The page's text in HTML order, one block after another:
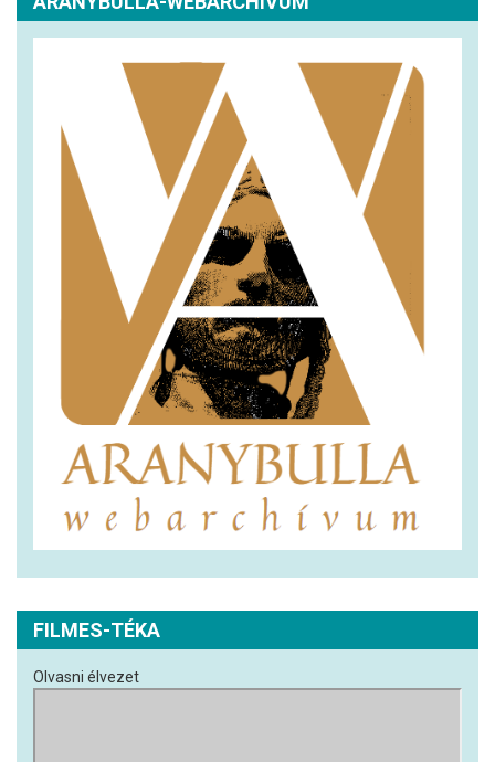
FILMES-TÉKA
Olvasni élvezet